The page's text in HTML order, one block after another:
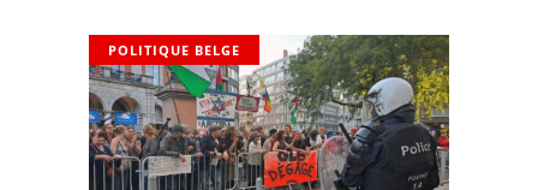
POLITIQUE BELGE